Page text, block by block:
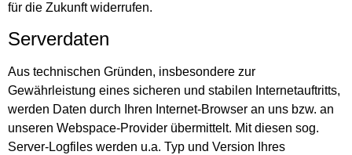
für die Zukunft widerrufen.
Serverdaten
Aus technischen Gründen, insbesondere zur
Gewährleistung eines sicheren und stabilen Internetauftritts,
werden Daten durch Ihren Internet-Browser an uns bzw. an
unseren Webspace-Provider übermittelt. Mit diesen sog.
Server-Logfiles werden u.a. Typ und Version Ihres